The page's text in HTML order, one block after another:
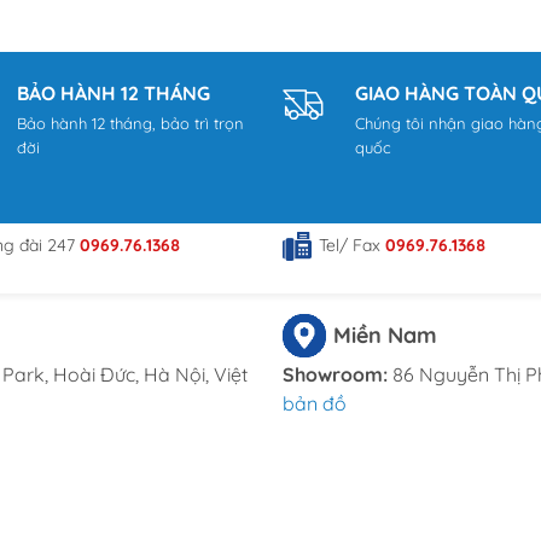
Trịnh Văn Bô, phường Phương Canh, Quận Nam Từ
BẢO HÀNH 12 THÁNG
Bảo hành 12 tháng, bảo trì trọn
đời
GIAO HÀNG TOÀN
Chúng tôi nhận giao
quốc
đài 247 0969.76.1368 Tel/ Fax 0969.76.1368
Hoài Đức, Hà Nội, Việt
Miền Nam
Showroom: 86 Nguyễn Thị
bản đồ